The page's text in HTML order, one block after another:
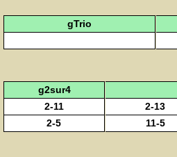
gTrio
g2sur4
2-11
2-13
2-5
11-5